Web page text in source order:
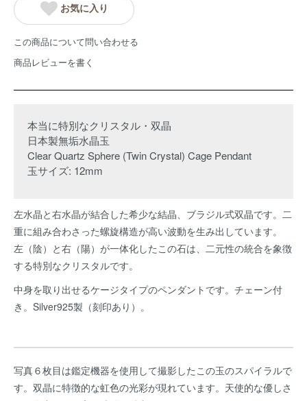
お気に入り
この商品について問い合わせる
商品レビューを書く
本当に特別なクリスタル・双晶
日本製無垢水晶玉
Clear Quartz Sphere (Twin Crystal) Cage Pendant
玉サイズ: 12mm
左水晶と右水晶が結合した希少な結晶、ブラジル式双晶です。二
重に組み合わさった螺旋構造が高い波動を生み出しています。
左（陰）と右（陽）が一体化したこの石は、二元性の統合を象徴
する特別なクリスタルです。
中身を取り出せるケージタイプのペンダントです。チェーン付
き。Silver925製（刻印あり）。
写真６枚目は鑑定機器を使用して撮影したこの玉のスパイラルで
す。双晶に特徴的な虹色の光彩が現れています。天使的な優しさ